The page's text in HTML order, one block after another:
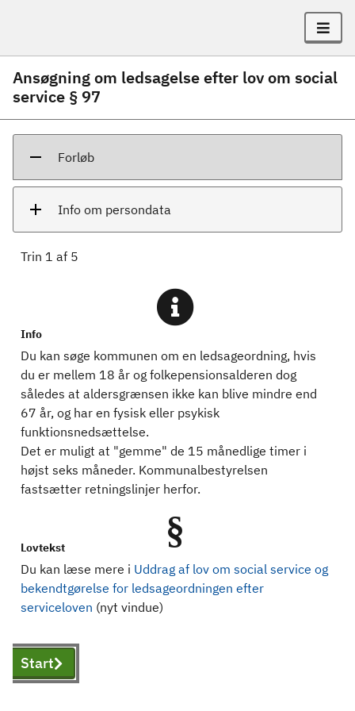
Ansøgning om ledsagelse efter lov om social
service § 97
Forløb
Info om persondata
Trin 1 af 5
Info
Du kan søge kommunen om en ledsageordning, hvis
du er mellem 18 år og folkepensionsalderen dog
således at aldersgrænsen ikke kan blive mindre end
67 år, og har en fysisk eller psykisk
funktionsnedsættelse.
Det er muligt at "gemme" de 15 månedlige timer i
højst seks måneder. Kommunalbestyrelsen
fastsætter retningslinjer herfor.
§
Lovtekst
Du kan læse mere i Uddrag af lov om social service og
bekendtgørelse for ledsageordningen efter
serviceloven (nyt vindue)
Start